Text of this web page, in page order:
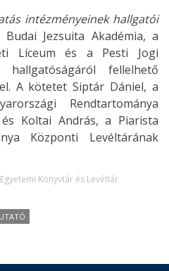
intézményeinek hallgatói
Jezsuita Akadémia, a
Líceum és a Pesti Jogi
hallgatóságáról fellelhető
A kötetet Siptár Dániel, a
Rendtartománya
Koltai András, a Piarista
Központi Levéltárának
Egyetemi Könyvtár és Levéltár